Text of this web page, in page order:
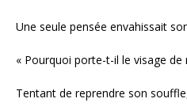
Une seule pensée envahissait
« Pourquoi porte-t-il le visage de
Tentant de reprendre son